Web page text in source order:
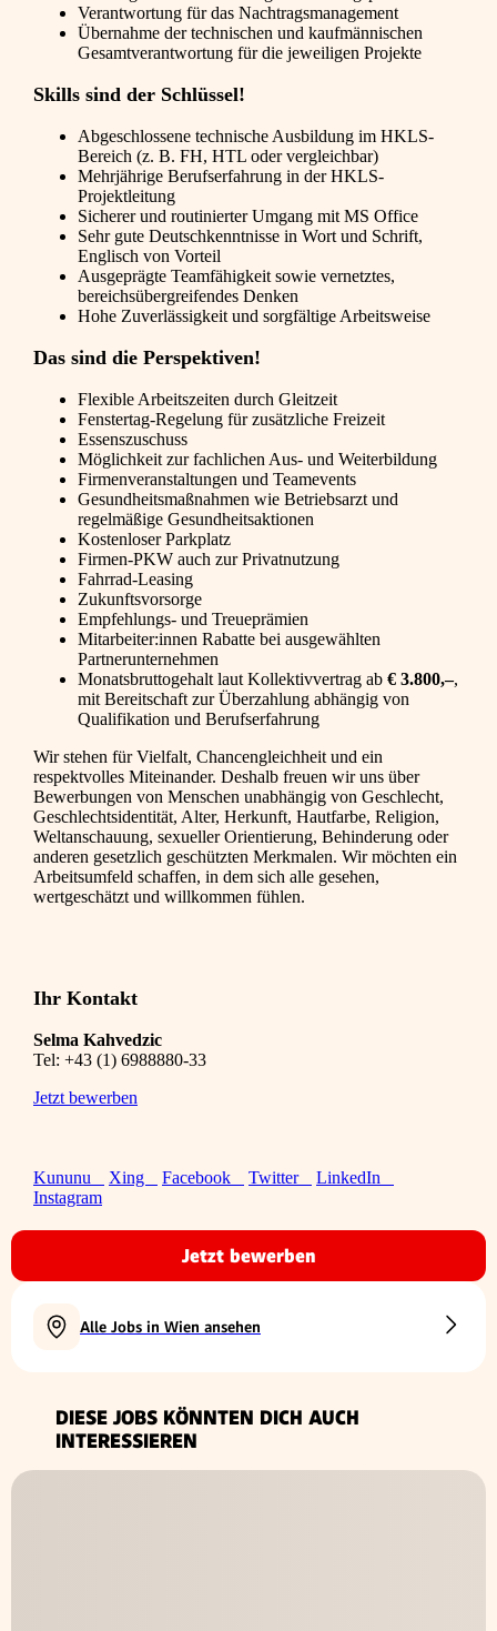
Verantwortung für das Nachtragsmanagement
Übernahme der technischen und kaufmännischen
Gesamtverantwortung für die jeweiligen Projekte
Skills sind der Schlüssel!
Abgeschlossene technische Ausbildung im HKLS-
Bereich (z. B. FH, HTL oder vergleichbar)
Mehrjährige Berufserfahrung in der HKLS-
Projektleitung
Sicherer und routinierter Umgang mit MS Office
Sehr gute Deutschkenntnisse in Wort und Schrift,
Englisch von Vorteil
Ausgeprägte Teamfähigkeit sowie vernetztes,
bereichsübergreifendes Denken
Hohe Zuverlässigkeit und sorgfältige Arbeitsweise
Das sind die Perspektiven!
Flexible Arbeitszeiten durch Gleitzeit
Fenstertag-Regelung für zusätzliche Freizeit
Essenszuschuss
Möglichkeit zur fachlichen Aus- und Weiterbildung
Firmenveranstaltungen und Teamevents
Gesundheitsmaßnahmen wie Betriebsarzt und
regelmäßige Gesundheitsaktionen
Kostenloser Parkplatz
Firmen-PKW auch zur Privatnutzung
Fahrrad-Leasing
Zukunftsvorsorge
Empfehlungs- und Treueprämien
Mitarbeiter:innen Rabatte bei ausgewählten
Partnerunternehmen
Monatsbruttogehalt laut Kollektivvertrag ab € 3.800,–,
mit Bereitschaft zur Überzahlung abhängig von
Qualifikation und Berufserfahrung
Wir stehen für Vielfalt, Chancengleichheit und ein
respektvolles Miteinander. Deshalb freuen wir uns über
Bewerbungen von Menschen unabhängig von Geschlecht,
Geschlechtsidentität, Alter, Herkunft, Hautfarbe, Religion,
Weltanschauung, sexueller Orientierung, Behinderung oder
anderen gesetzlich geschützten Merkmalen. Wir möchten ein
Arbeitsumfeld schaffen, in dem sich alle gesehen,
wertgeschätzt und willkommen fühlen.
Ihr Kontakt
Selma Kahvedzic
Tel: +43 (1) 6988880-33
Jetzt bewerben
Kununu Xing Facebook Twitter
LinkedIn
Instagram
Jetzt bewerben
Alle Jobs in Wien ansehen
DIESE JOBS KÖNNTEN DICH AUCH
INTERESSIEREN